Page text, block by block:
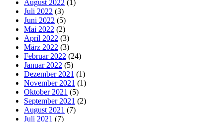
August 2022 (1)
Juli 2022 (3)
Juni 2022 (5)
Mai 2022 (2)
April 2022 (3)
März 2022 (3)
Februar 2022 (24)
Januar 2022 (5)
Dezember 2021 (1)
November 2021 (1)
Oktober 2021 (5)
September 2021 (2)
August 2021 (7)
Juli 2021 (7)